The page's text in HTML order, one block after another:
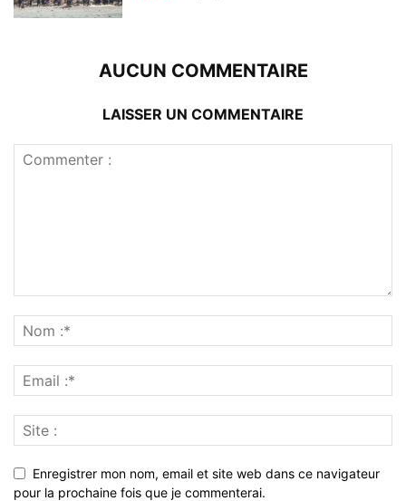
AUCUN COMMENTAIRE
LAISSER UN COMMENTAIRE
Enregistrer mon nom, email et site web dans ce navigateur
pour la prochaine fois que je commenterai.